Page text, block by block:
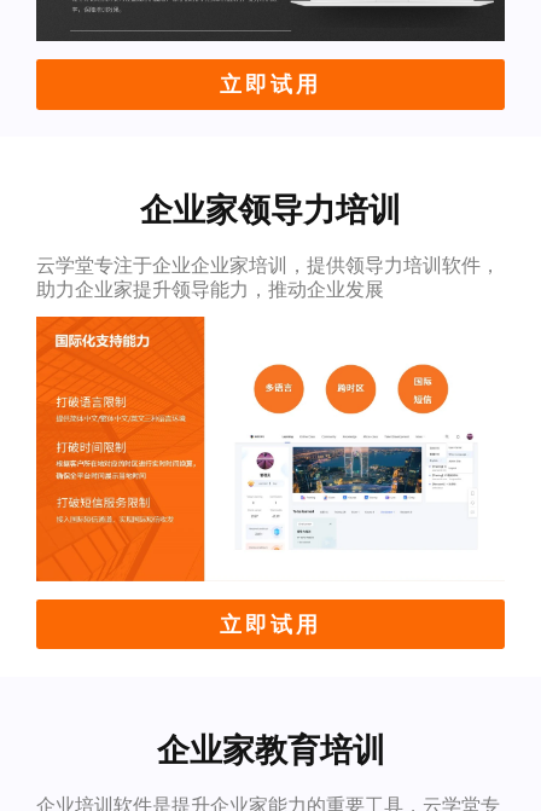
立即试用
企业家领导力培训
云学堂专注于企业企业家培训，提供领导力培训软件，
助力企业家提升领导能力，推动企业发展
立即试用
企业家教育培训
企业培训软件是提升企业家能力的重要工具，云学堂专